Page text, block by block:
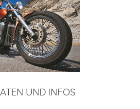
UND INFOS